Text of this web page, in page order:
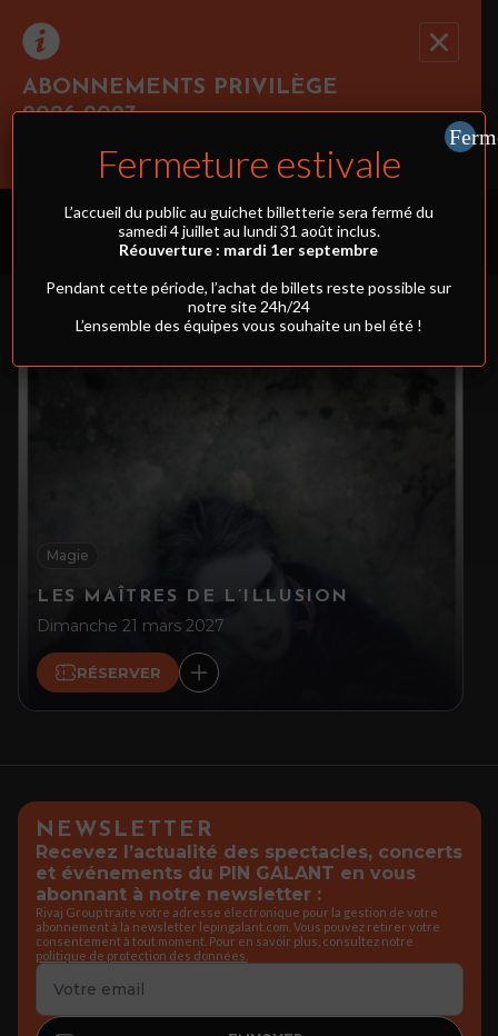
ABONNEMENTS PRIVILÈGE
2026-2027
simultanément et profiter du tarif abonnement !
FILTRES
Magie
LES MAÎTRES DE L’ILLUSION
Dimanche 21 mars 2027
RÉSERVER
NEWSLETTER
Recevez l’actualité des spectacles, concerts
et événements du PIN GALANT en vous
abonnant à notre newsletter :
Rivaj Group traite votre adresse électronique pour la gestion de votre
abonnement à la newsletter lepingalant.com. Vous pouvez retirer votre
consentement à tout moment. Pour en savoir plus, consultez notre
politique de protection des données.
Fermeture estivale
L’accueil du public au guichet billetterie sera fermé du
samedi 4 juillet au lundi 31 août inclus.
Réouverture : mardi 1er septembre
Pendant cette période, l’achat de billets reste possible sur
notre site 24h/24
L’ensemble des équipes vous souhaite un bel été !